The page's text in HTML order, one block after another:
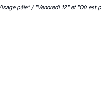
pâle" / "Vendredi 12" et "Où est